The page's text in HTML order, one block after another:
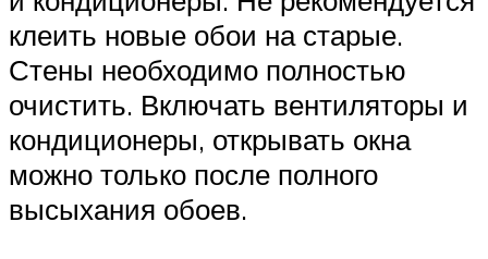
клеить новые обои на старые.
Стены необходимо полностью
очистить. Включать вентиляторы и
кондиционеры, открывать окна
можно только после полного
высыхания обоев.